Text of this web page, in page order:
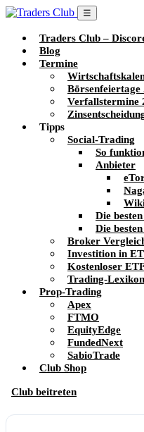
☰
Traders Club –
Blog
Termine
Börsenfeiertage
Verfallstermine
Tipps
Social-Trading
So
Anbieter
Die
Die
Broker
Investition in
Kostenloser
Trading-Lexikon
Prop-Trading
Apex
FTMO
EquityEdge
FundedNext
SabioTrade
Club Shop
Club beitreten